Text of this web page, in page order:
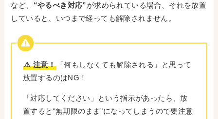
など、 “やるべき対応”が求められている場合、それを放置
していると、いつまで経っても解除されません。
⚠️ 注意！「何もしなくても解除される」と思って
放置するのはNG！
「対応してください」という指示があったら、放
置すると“無期限のまま”になってしまうので要注意